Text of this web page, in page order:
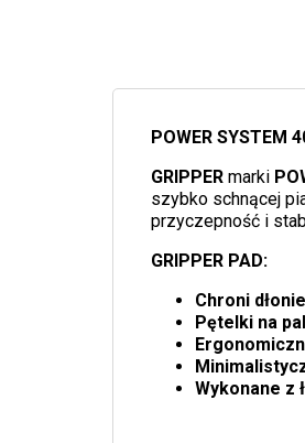
POWER SYSTEM
GRIPPER marki
szybko schnącej
przyczepność i
GRIPPER PAD:
Chroni
Pętelki na
Wykonane z